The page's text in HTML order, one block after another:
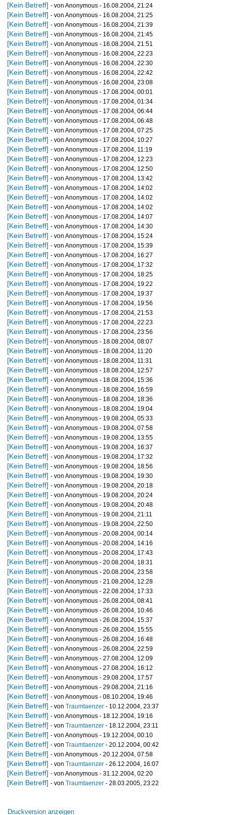
[Kein Betreff] - von Anonymous - 16.08.2004, 21:24
[Kein Betreff] - von Anonymous - 16.08.2004, 21:25
[Kein Betreff] - von Anonymous - 16.08.2004, 21:39
[Kein Betreff] - von Anonymous - 16.08.2004, 21:45
[Kein Betreff] - von Anonymous - 16.08.2004, 21:51
[Kein Betreff] - von Anonymous - 16.08.2004, 22:23
[Kein Betreff] - von Anonymous - 16.08.2004, 22:30
[Kein Betreff] - von Anonymous - 16.08.2004, 22:42
[Kein Betreff] - von Anonymous - 16.08.2004, 23:08
[Kein Betreff] - von Anonymous - 17.08.2004, 00:01
[Kein Betreff] - von Anonymous - 17.08.2004, 01:34
[Kein Betreff] - von Anonymous - 17.08.2004, 06:44
[Kein Betreff] - von Anonymous - 17.08.2004, 06:48
[Kein Betreff] - von Anonymous - 17.08.2004, 07:25
[Kein Betreff] - von Anonymous - 17.08.2004, 10:27
[Kein Betreff] - von Anonymous - 17.08.2004, 11:19
[Kein Betreff] - von Anonymous - 17.08.2004, 12:23
[Kein Betreff] - von Anonymous - 17.08.2004, 12:50
[Kein Betreff] - von Anonymous - 17.08.2004, 13:42
[Kein Betreff] - von Anonymous - 17.08.2004, 14:02
[Kein Betreff] - von Anonymous - 17.08.2004, 14:02
[Kein Betreff] - von Anonymous - 17.08.2004, 14:02
[Kein Betreff] - von Anonymous - 17.08.2004, 14:07
[Kein Betreff] - von Anonymous - 17.08.2004, 14:30
[Kein Betreff] - von Anonymous - 17.08.2004, 15:24
[Kein Betreff] - von Anonymous - 17.08.2004, 15:39
[Kein Betreff] - von Anonymous - 17.08.2004, 16:27
[Kein Betreff] - von Anonymous - 17.08.2004, 17:32
[Kein Betreff] - von Anonymous - 17.08.2004, 18:25
[Kein Betreff] - von Anonymous - 17.08.2004, 19:22
[Kein Betreff] - von Anonymous - 17.08.2004, 19:37
[Kein Betreff] - von Anonymous - 17.08.2004, 19:56
[Kein Betreff] - von Anonymous - 17.08.2004, 21:53
[Kein Betreff] - von Anonymous - 17.08.2004, 22:23
[Kein Betreff] - von Anonymous - 17.08.2004, 23:56
[Kein Betreff] - von Anonymous - 18.08.2004, 08:07
[Kein Betreff] - von Anonymous - 18.08.2004, 11:20
[Kein Betreff] - von Anonymous - 18.08.2004, 11:31
[Kein Betreff] - von Anonymous - 18.08.2004, 12:57
[Kein Betreff] - von Anonymous - 18.08.2004, 15:36
[Kein Betreff] - von Anonymous - 18.08.2004, 16:59
[Kein Betreff] - von Anonymous - 18.08.2004, 18:36
[Kein Betreff] - von Anonymous - 18.08.2004, 19:04
[Kein Betreff] - von Anonymous - 19.08.2004, 05:33
[Kein Betreff] - von Anonymous - 19.08.2004, 07:58
[Kein Betreff] - von Anonymous - 19.08.2004, 13:55
[Kein Betreff] - von Anonymous - 19.08.2004, 16:37
[Kein Betreff] - von Anonymous - 19.08.2004, 17:32
[Kein Betreff] - von Anonymous - 19.08.2004, 18:56
[Kein Betreff] - von Anonymous - 19.08.2004, 19:30
[Kein Betreff] - von Anonymous - 19.08.2004, 20:18
[Kein Betreff] - von Anonymous - 19.08.2004, 20:24
[Kein Betreff] - von Anonymous - 19.08.2004, 20:48
[Kein Betreff] - von Anonymous - 19.08.2004, 21:11
[Kein Betreff] - von Anonymous - 19.08.2004, 22:50
[Kein Betreff] - von Anonymous - 20.08.2004, 00:14
[Kein Betreff] - von Anonymous - 20.08.2004, 14:16
[Kein Betreff] - von Anonymous - 20.08.2004, 17:43
[Kein Betreff] - von Anonymous - 20.08.2004, 18:31
[Kein Betreff] - von Anonymous - 20.08.2004, 23:58
[Kein Betreff] - von Anonymous - 21.08.2004, 12:28
[Kein Betreff] - von Anonymous - 22.08.2004, 17:33
[Kein Betreff] - von Anonymous - 26.08.2004, 08:41
[Kein Betreff] - von Anonymous - 26.08.2004, 10:46
[Kein Betreff] - von Anonymous - 26.08.2004, 15:37
[Kein Betreff] - von Anonymous - 26.08.2004, 15:55
[Kein Betreff] - von Anonymous - 26.08.2004, 16:48
[Kein Betreff] - von Anonymous - 26.08.2004, 22:59
[Kein Betreff] - von Anonymous - 27.08.2004, 12:09
[Kein Betreff] - von Anonymous - 27.08.2004, 16:12
[Kein Betreff] - von Anonymous - 29.08.2004, 17:57
[Kein Betreff] - von Anonymous - 29.08.2004, 21:16
[Kein Betreff] - von Anonymous - 08.10.2004, 19:46
[Kein Betreff] - von Traumtaenzer - 10.12.2004, 23:37
[Kein Betreff] - von Anonymous - 18.12.2004, 19:16
[Kein Betreff] - von Traumtaenzer - 18.12.2004, 23:11
[Kein Betreff] - von Anonymous - 19.12.2004, 00:10
[Kein Betreff] - von Traumtaenzer - 20.12.2004, 00:42
[Kein Betreff] - von Anonymous - 20.12.2004, 07:58
[Kein Betreff] - von Traumtaenzer - 26.12.2004, 16:07
[Kein Betreff] - von Anonymous - 31.12.2004, 02:20
[Kein Betreff] - von Traumtaenzer - 28.03.2005, 23:22
Druckversion anzeigen